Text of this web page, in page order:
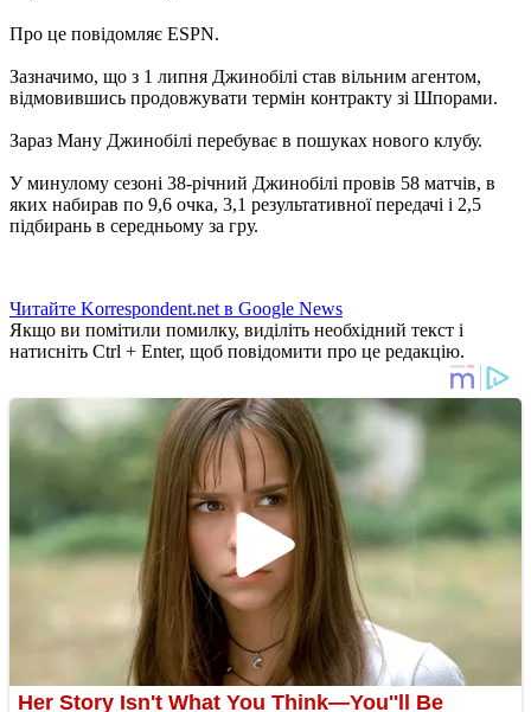
Про це повідомляє ESPN.
Зазначимо, що з 1 липня Джинобілі став вільним агентом,
відмовившись продовжувати термін контракту зі Шпорами.
Зараз Ману Джинобілі перебуває в пошуках нового клубу.
У минулому сезоні 38-річний Джинобілі провів 58 матчів, в
яких набирав по 9,6 очка, 3,1 результативної передачі і 2,5
підбирань в середньому за гру.
Читайте Korrespondent.net в Google News
Якщо ви помітили помилку, виділіть необхідний текст і
натисніть Ctrl + Enter, щоб повідомити про це редакцію.